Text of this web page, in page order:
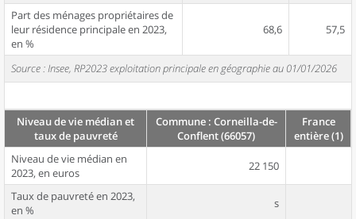
Part des ménages propriétaires de
leur résidence principale en 2023,
en %
68,6 57,5
Source : Insee, RP2023 exploitation principale en géographie au 01/01/2026
Niveau de vie médian et
taux de pauvreté
Commune : Corneilla-de-
Conflent (66057)
France
entière (1)
Niveau de vie médian en
2023, en euros
22 150
Taux de pauvreté en 2023,
en %
s